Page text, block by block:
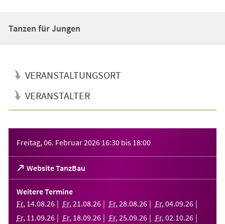
Tanzen für Jungen
VERANSTALTUNGSORT
VERANSTALTER
Freitag, 06. Februar 2026 16:30 bis 18:00
Website TanzBau
(Öffnet
in
einem
neuen
Tab)
Weitere Termine
Fr, 14.08.26 Fr, 21 .08.26 Fr, 28.08.26 Fr, 04.09.26
Fr, 11 .09.26 Fr, 18.09.26 Fr, 25.09.26 Fr, 02.10.26